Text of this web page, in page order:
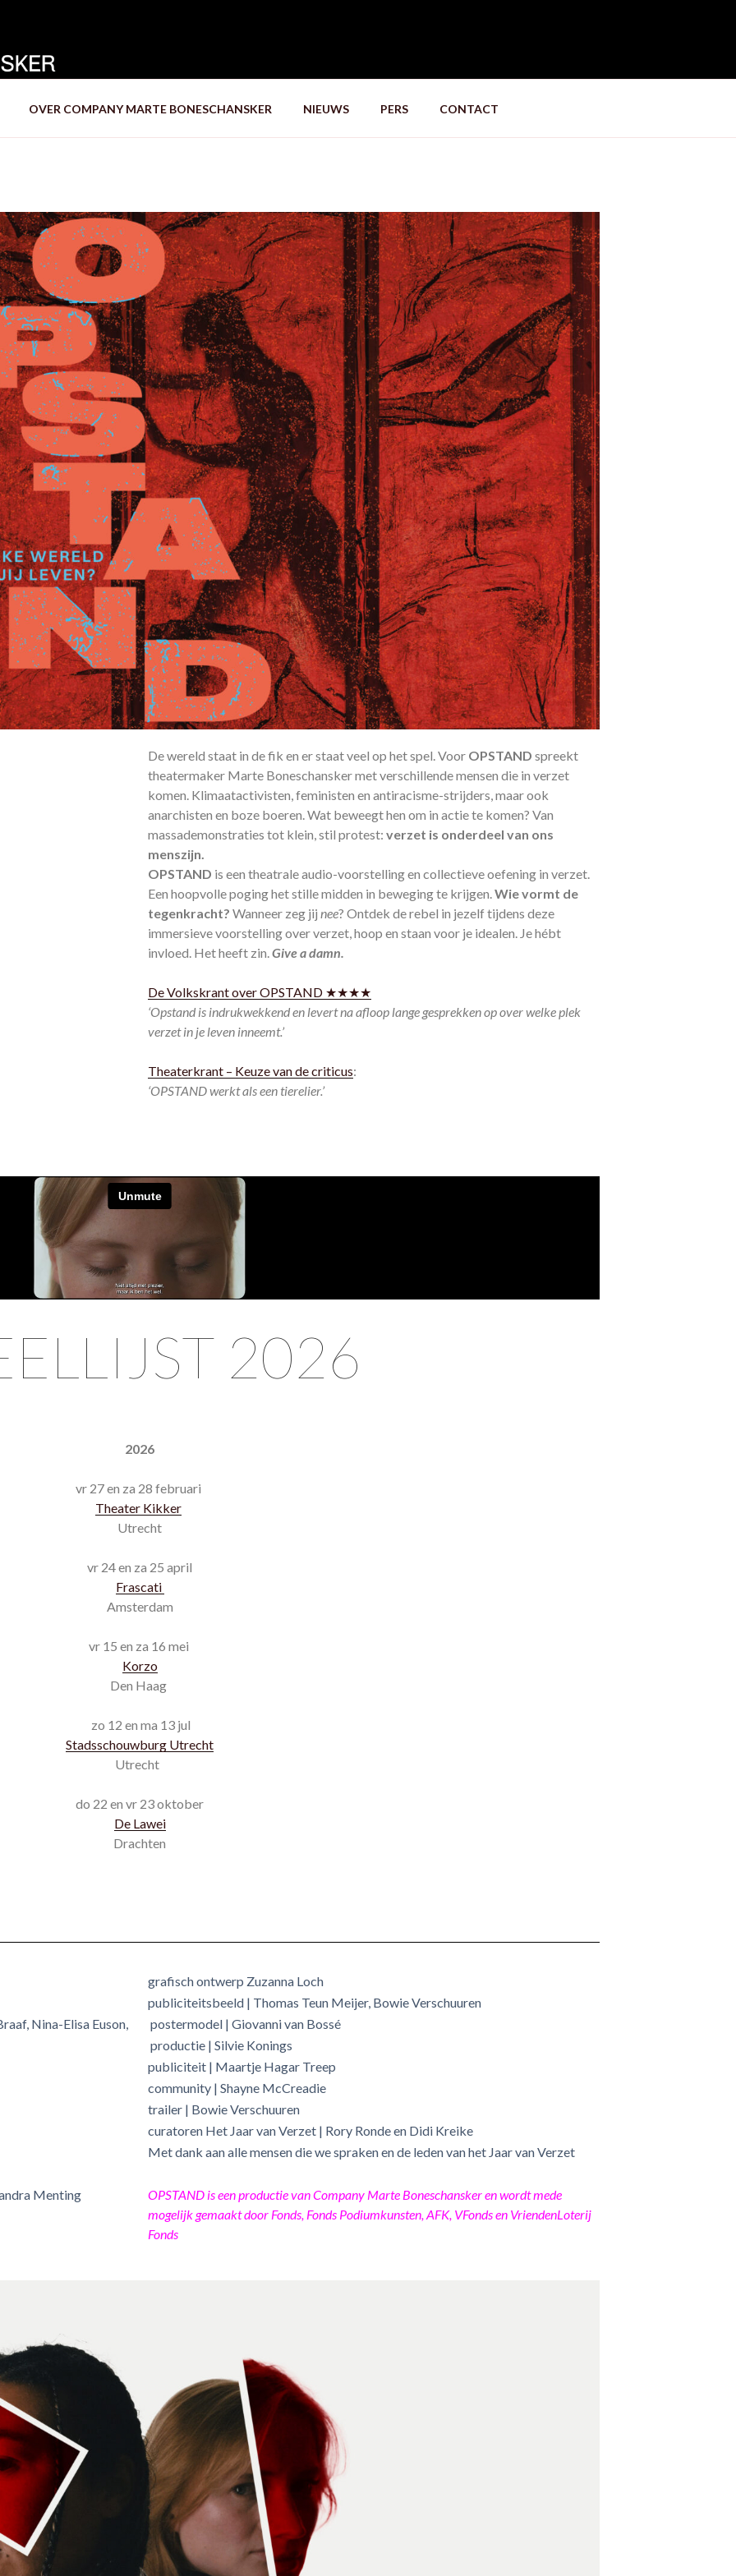
OVER COMPANY MARTE BONESCHANSKER NIEUWS PERS CONTACT
De wereld staat in de fik en er staat veel op het spel. Voor OPSTAND spreekt
theatermaker Marte Boneschansker met verschillende mensen die in verzet
komen. Klimaatactivisten, feministen en antiracisme-strijders, maar ook
anarchisten en boze boeren.Wat beweegt hen om in actie te komen? Van
massademonstraties tot klein, stil protest: verzet is onderdeel van ons
menszijn.
OPSTAND is een theatrale audio-voorstelling en collectieve oefening in verzet.
Een hoopvolle poging het stille midden in beweging te krijgen.Wie vormt de
tegenkracht? Wanneer zeg jij nee? Ontdek de rebel in jezelf tijdens deze
immersieve voorstelling over verzet, hoop en staan voor je idealen. Je hébt
invloed. Het heeft zin.Give a damn.
De Volkskrant over OPSTAND ★★★★
‘Opstand is indrukwekkenden levert na afloop lange gesprekken op over welke plek
verzet in je leven inneemt.’
Theaterkrant – Keuze van de criticus:
‘OPSTAND werkt als een tierelier.’
2026
2026
vr 27 en za 28 februari
Theater Kikker
Utrecht
vr 24 en za 25 april
Frascati
Amsterdam
vr 15 en za 16 mei
Korzo
Den Haag
zo 12 en ma 13 jul
Stadsschouwburg Utrecht
Utrecht
do 22 en vr 23 oktober
De Lawei
Drachten
Nina-Elisa Euson,
Menting
grafisch ontwerp Zuzanna Loch
publiciteitsbeeld | Thomas Teun Meijer, Bowie Verschuuren
postermodel | Giovanni van Bossé
productie | Silvie Konings
publiciteit | Maartje Hagar Treep
community | Shayne McCreadie
trailer | Bowie Verschuuren
curatoren Het Jaar van Verzet | Rory Ronde en Didi Kreike
Met dank aan alle mensen die we spraken en de leden van het Jaar van Verzet
OPSTAND is een productie van Company Marte Boneschansker en wordt mede
mogelijk gemaakt door Fonds, Fonds Podiumkunsten, AFK, VFonds en VriendenLoterij
Fonds